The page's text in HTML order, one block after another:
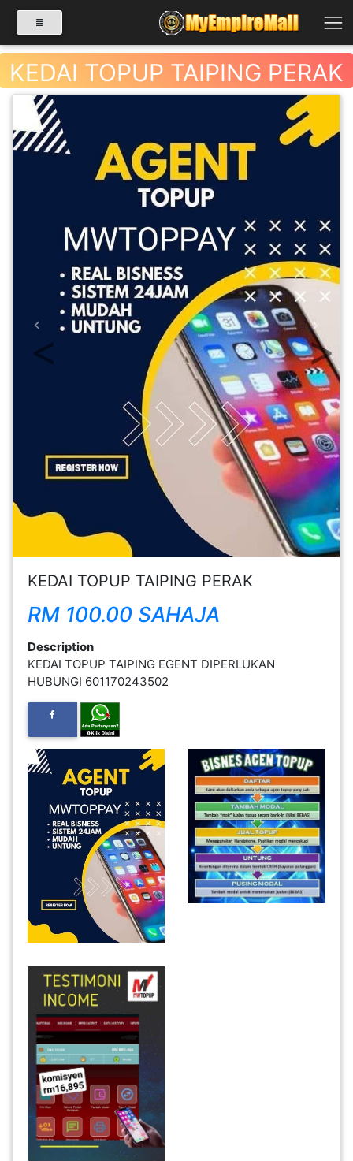
KEDAI TOPUP TAIPING PERAK
Previous Next
KEDAI TOPUP TAIPING PERAK
RM 100.00 SAHAJA
HUBUNGI 601170243502
SELECT CATEGORY
KESIHATAN(80)
PERNIAGAAN
RUNCIT(1)
KECANTIKAN(7)
FESYEN
LELAKI(0)
WANGI(8)
DERMA
DAN
TUDUNG(0)
ARTIKEL(14)
PEMBORONG(2)
PRODUK
DIGITAL(29)
MAKANAN(25)
PERNIAGAAN(41)
KENDERAAN(6)
ELEKTRONIK(5)